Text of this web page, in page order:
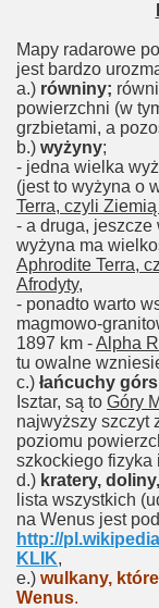
Mapy radarowe
jest bardzo
a.) równiny;
powierzchni (w
grzbietami, a
b.) wyżyny;
- jedna wielka
(jest to wyżyna o
Terra, czyli Ziemią
- a druga, jeszcze
wyżyna ma
Aphrodite Terra,
Afrodyty,
- ponadto warto
magmowo-
1897 km -Alpha
tu owalne
c.) łańcuchy
Isztar, są to Góry
najwyższy szczyt
poziomu
szkockiego fizyka
d.) kratery,
lista wszystkich
na Wenus jest
http://
KLIK,
e.) wulkany,
Wenus.